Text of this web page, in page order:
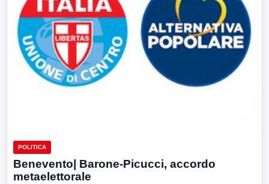
POLITICA
Benevento| Barone-Picucci, accordo
metaelettorale